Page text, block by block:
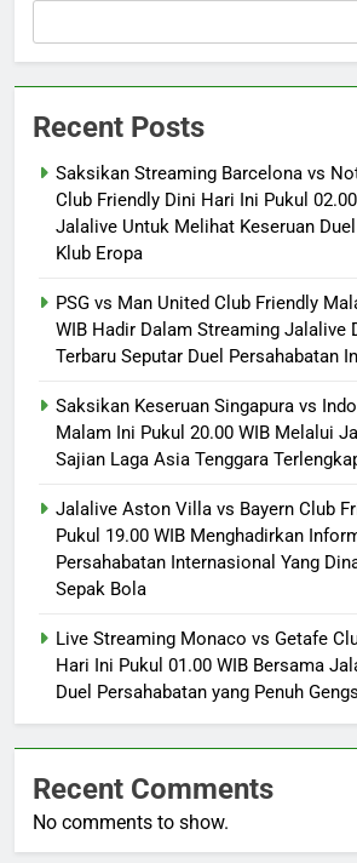
Recent Posts
Saksikan Streaming Barcelona vs
Club Friendly Dini Hari Ini Pukul
Jalalive Untuk Melihat Keseruan
Klub Eropa
PSG vs Man United Club Friendly
WIB Hadir Dalam Streaming Jalalive
Terbaru Seputar Duel Persahabatan
Saksikan Keseruan Singapura vs
Malam Ini Pukul 20.00 WIB Melalui
Sajian Laga Asia Tenggara
Jalalive Aston Villa vs Bayern Club
Pukul 19.00 WIB Menghadirkan
Persahabatan Internasional Yang
Sepak Bola
Live Streaming Monaco vs Getafe
Hari Ini Pukul 01.00 WIB Bersama
Duel Persahabatan yang Penuh
Recent Comments
No comments to show.